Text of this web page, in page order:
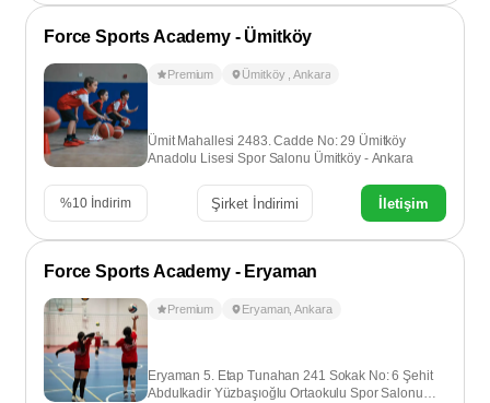
Force Sports Academy - Ümitköy
Premium Ümitköy ,Ankara
Ümit Mahallesi 2483. Cadde No: 29 Ümitköy
Anadolu Lisesi Spor Salonu Ümitköy - Ankara
%10 İndirim Şirket İndirimi İletişim
Force Sports Academy - Eryaman
Premium Eryaman,Ankara
Eryaman 5. Etap Tunahan 241 Sokak No: 6 Şehit
Abdulkadir Yüzbaşıoğlu Ortaokulu Spor Salonu